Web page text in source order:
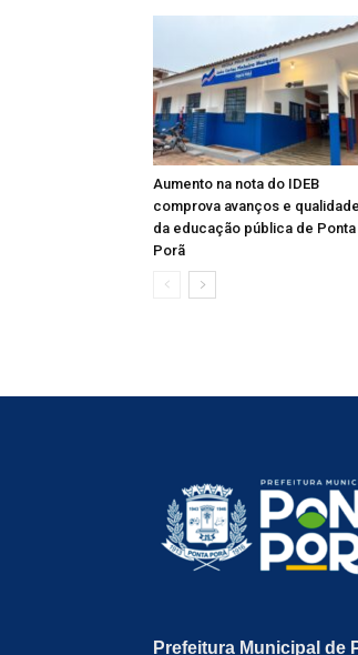
Aumento na nota do IDEB
comprova avanços e qualidade
da educação pública de Ponta
Porã
Prefeitura Municipal de